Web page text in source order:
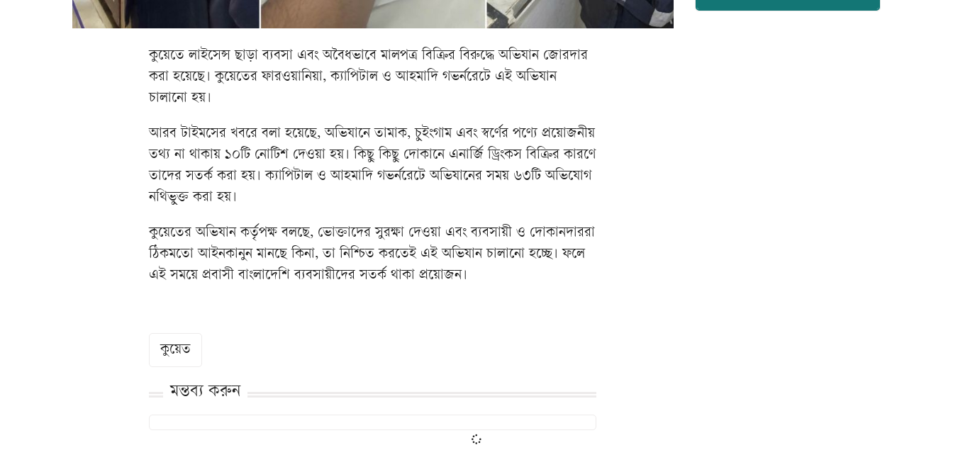
কুয়েতে লাইসেন্স ছাড়া ব্যবসা এবং অবৈধভাবে মালপত্র বিক্রির বিরুদ্ধে অভিযান জোরদার
করা হয়েছে। কুয়েতের ফারওয়ানিয়া, ক্যাপিটাল ও আহমাদি গভর্নরেটে এই অভিযান
চালানো হয়।
আরব টাইমসের খবরে বলা হয়েছে, অভিযানে তামাক, চুইংগাম এবং স্বর্ণের পণ্যে প্রয়োজনীয়
তথ্য না থাকায় ১০টি নোটিশ দেওয়া হয়। কিছু কিছু দোকানে এনার্জি ড্রিংকস বিক্রির কারণে
তাদের সতর্ক করা হয়। ক্যাপিটাল ও আহমাদি গভর্নরেটে অভিযানের সময় ৬৩টি অভিযোগ
নথিভুক্ত করা হয়।
কুয়েতের অভিযান কর্তৃপক্ষ বলছে, ভোক্তাদের সুরক্ষা দেওয়া এবং ব্যবসায়ী ও দোকানদাররা
ঠিকমতো আইনকানুন মানছে কিনা, তা নিশ্চিত করতেই এই অভিযান চালানো হচ্ছে। ফলে
এই সময়ে প্রবাসী বাংলাদেশি ব্যবসায়ীদের সতর্ক থাকা প্রয়োজন।
কুয়েত
মন্তব্য করুন